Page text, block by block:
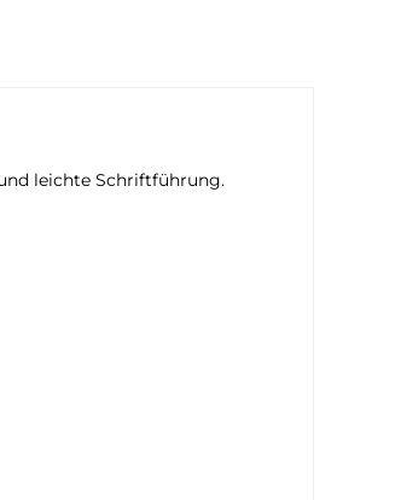
leichte Schriftführung.